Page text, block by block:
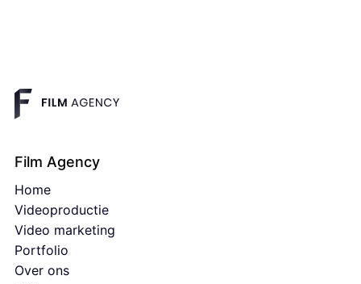
Film Agency
Home
Videoproductie
Video marketing
Portfolio
Over ons